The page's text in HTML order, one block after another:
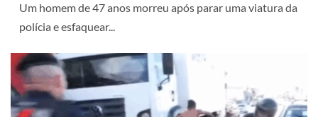
Um homem de 47 anos morreu após parar uma viatura da
polícia e esfaquear...